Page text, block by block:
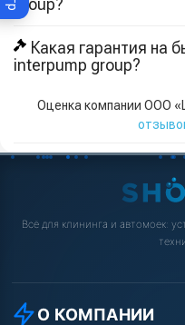
group?
Какая гарантия на
interpump group?
Оценка компании ООО
Всё для клининга и автомоек:
О КОМПАНИИ